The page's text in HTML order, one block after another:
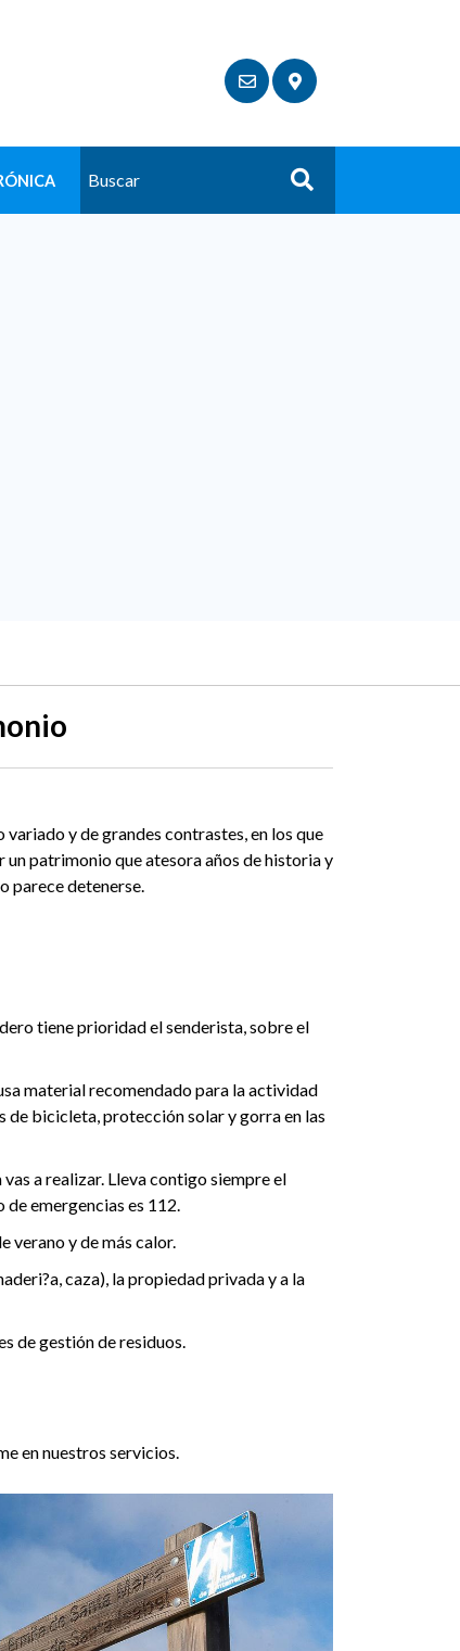
Buscar
y de grandes contrastes, en los que
patrimonio que atesora años de historia y
parece detenerse.
tiene prioridad el senderista, sobre el
material recomendado para la actividad
de bicicleta, protección solar y gorra en las
a realizar. Lleva contigo siempre el
emergencias es 112.
verano y de más calor.
caza), la propiedad privada y a la
de gestión de residuos.
en nuestros servicios.